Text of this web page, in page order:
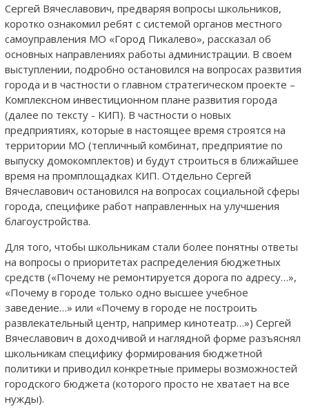
Сергей Вячеславович, предваряя вопросы школьников,
коротко ознакомил ребят с системой органов местного
самоуправления МО «Город Пикалево», рассказал об
основных направлениях работы администрации. В своем
выступлении, подробно остановился на вопросах развития
города и в частности о главном стратегическом проекте –
Комплексном инвестиционном плане развития города
(далее по тексту - КИП). В частности о новых
предприятиях, которые в настоящее время строятся на
территории МО (тепличный комбинат, предприятие по
выпуску домокомплектов) и будут строиться в ближайшее
время на промплощадках КИП. Отдельно Сергей
Вячеславович остановился на вопросах социальной сферы
города, специфике работ направленных на улучшения
благоустройства.
Для того, чтобы школьникам стали более понятны ответы
на вопросы о приоритетах распределения бюджетных
средств («Почему не ремонтируется дорога по адресу…»,
«Почему в городе только одно высшее учебное
заведение…» или «Почему в городе не построить
развлекательный центр, например кинотеатр…») Сергей
Вячеславович в доходчивой и наглядной форме разъяснял
школьникам специфику формирования бюджетной
политики и приводил конкретные примеры возможностей
городского бюджета (которого просто не хватает на все
нужды).